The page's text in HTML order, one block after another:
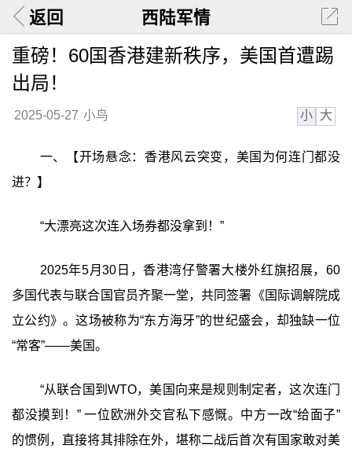
返回 西陆军情
重磅！60国香港建新秩序，美国首遭踢
出局！
2025-05-27 小鸟 小 大
一、【开场悬念：香港风云突变，美国为何连门都没
进？】
“大漂亮这次连入场券都没拿到！”
2025年5月30日，香港湾仔警署大楼外红旗招展，60
多国代表与联合国官员齐聚一堂，共同签署《国际调解院成
立公约》。这场被称为“东方海牙”的世纪盛会，却独缺一位
“常客”——美国。
“从联合国到WTO，美国向来是规则制定者，这次连门
都没摸到！” 一位欧洲外交官私下感慨。中方一改“给面子”
的惯例，直接将其排除在外，堪称二战后首次有国家敢对美